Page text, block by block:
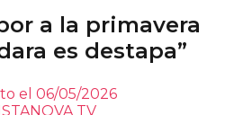
a la primavera
es destapa”
el 06/05/2026
TV